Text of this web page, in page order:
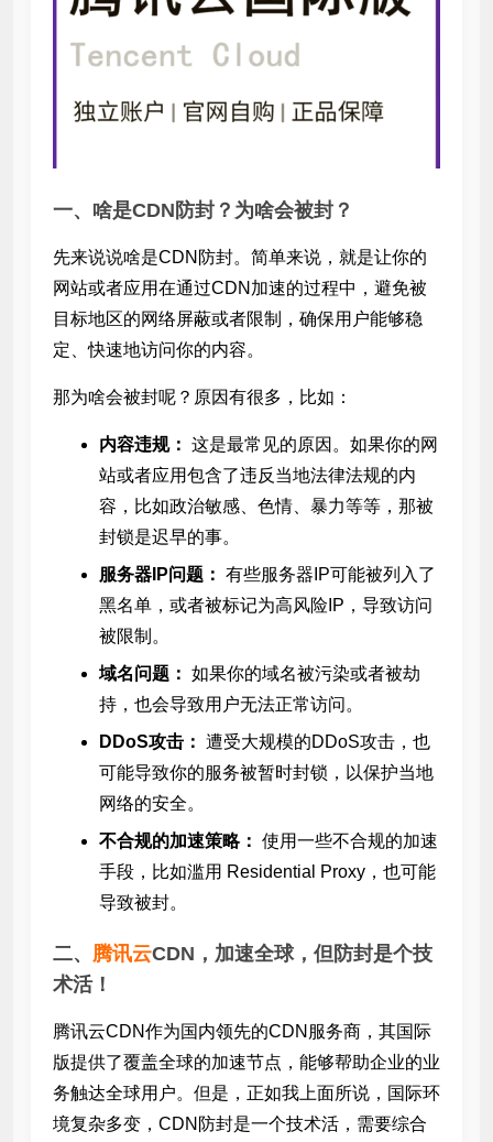
一、啥是CDN防封？为啥会被封？
先来说说啥是CDN防封。简单来说，就是让你的
网站或者应用在通过CDN加速的过程中，避免被
目标地区的网络屏蔽或者限制，确保用户能够稳
定、快速地访问你的内容。
那为啥会被封呢？原因有很多，比如：
内容违规： 这是最常见的原因。如果你的网
站或者应用包含了违反当地法律法规的内
容，比如政治敏感、色情、暴力等等，那被
封锁是迟早的事。
服务器IP问题： 有些服务器IP可能被列入了
黑名单，或者被标记为高风险IP，导致访问
被限制。
域名问题： 如果你的域名被污染或者被劫
持，也会导致用户无法正常访问。
DDoS攻击： 遭受大规模的DDoS攻击，也
可能导致你的服务被暂时封锁，以保护当地
网络的安全。
不合规的加速策略： 使用一些不合规的加速
手段，比如滥用 Residential Proxy，也可能
导致被封。
二、 腾讯云CDN，加速全球，但防封是个技
术活！
腾讯云CDN作为国内领先的CDN服务商，其国际
版提供了覆盖全球的加速节点，能够帮助企业的业
务触达全球用户。但是，正如我上面所说，国际环
境复杂多变，CDN防封是一个技术活，需要综合